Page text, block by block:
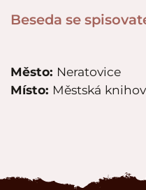
Beseda se
Město: Neratovice
Místo: Městská